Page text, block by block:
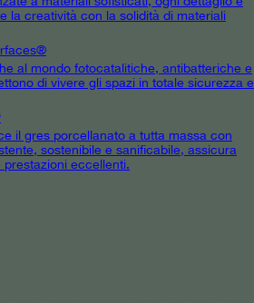
la creatività con la solidità di materiali
al mondo fotocatalitiche, antibatteriche e
di vivere gli spazi in totale sicurezza e
il gres porcellanato a tutta massa con
sostenibile e sanificabile, assicura
eccellenti.